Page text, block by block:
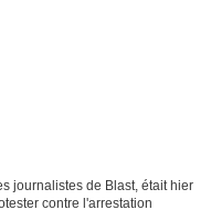
journalistes de Blast, était hier
contre l'arrestation